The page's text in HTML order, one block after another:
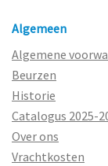
Algemeen
Algemene
Beurzen
Historie
Catalogus 2025-
Over ons
Vrachtkosten